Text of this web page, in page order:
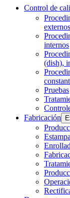
Control de
externos
internos
(dish),
Pruebas
Fabricación